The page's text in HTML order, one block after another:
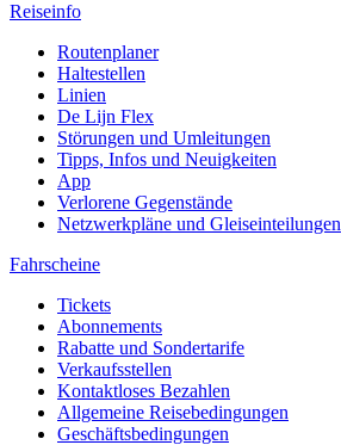
Reiseinfo
Routenplaner
Haltestellen
Linien
De Lijn Flex
Störungen und Umleitungen
Tipps, Infos und Neuigkeiten
App
Verlorene Gegenstände
Netzwerkpläne und Gleiseinteilungen
Fahrscheine
Tickets
Abonnements
Rabatte und Sondertarife
Verkaufsstellen
Kontaktloses Bezahlen
Allgemeine Reisebedingungen
Geschäftsbedingungen